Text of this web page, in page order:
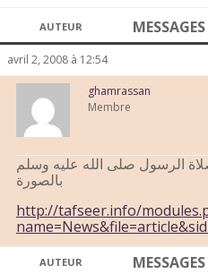
AUTEUR MESSAGES
avril 2, 2008 à 12:54
ghamrassan
Membre
الرسول صلى الله عليه وسلم
بالصورة
http://tafseer.info/
AUTEUR MESSAGES